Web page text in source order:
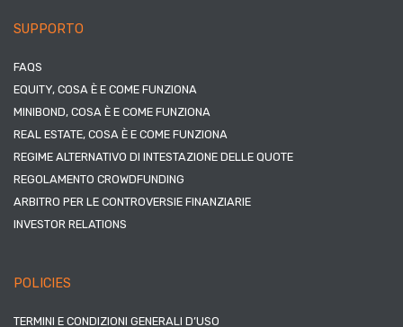
SUPPORTO
FAQS
EQUITY, COSA È E COME FUNZIONA
MINIBOND, COSA È E COME FUNZIONA
REAL ESTATE, COSA È E COME FUNZIONA
REGIME ALTERNATIVO DI INTESTAZIONE DELLE QUOTE
REGOLAMENTO CROWDFUNDING
ARBITRO PER LE CONTROVERSIE FINANZIARIE
INVESTOR RELATIONS
POLICIES
TERMINI E CONDIZIONI GENERALI D’USO